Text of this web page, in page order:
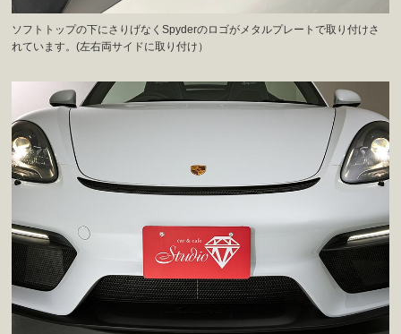
ソフトトップの下にさりげなくSpyderのロゴがメタルプレートで取り付けさ
れています。(左右両サイドに取り付け）